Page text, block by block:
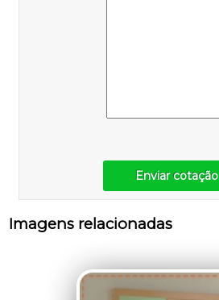
Enviar cotação
Imagens relacionadas